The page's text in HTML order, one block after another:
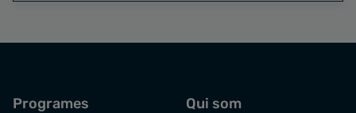
Programes Qui som